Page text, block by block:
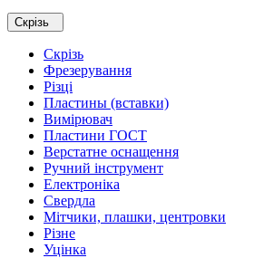
Скрізь
Скрізь
Фрезерування
Різці
Пластины (вставки)
Вимірювач
Пластини ГОСТ
Верстатне оснащення
Ручний інструмент
Електроніка
Свердла
Мітчики, плашки, центровки
Різне
Уцінка